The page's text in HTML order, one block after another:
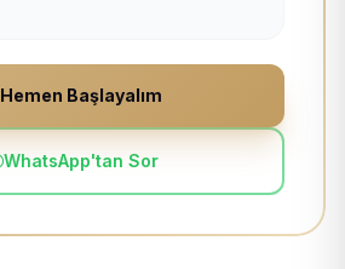
Hemen Başlayalım
WhatsApp'tan Sor